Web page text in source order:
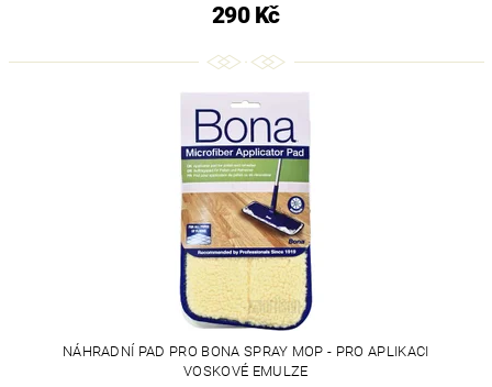
290 Kč
NÁHRADNÍ PAD PRO BONA SPRAY MOP - PRO APLIKACI
VOSKOVÉ EMULZE